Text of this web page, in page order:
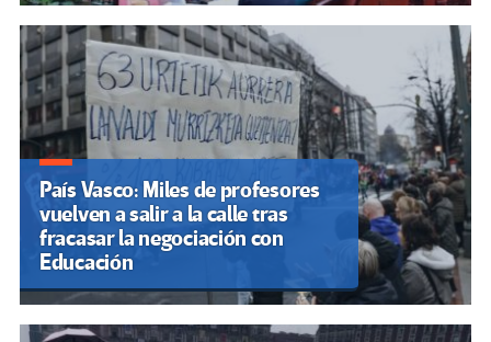
País Vasco: Miles de profesores
vuelven a salir a la calle tras
fracasar la negociación con
Educación